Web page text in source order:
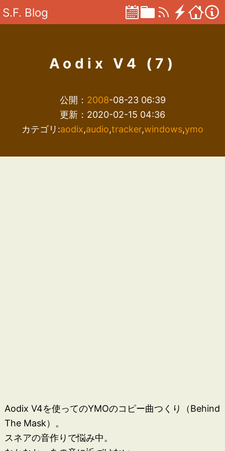
S.F. Blog
Aodix V4 (7)
公開： 2008-08-23 06:39
更新：2020-02-15 04:36
カテゴリ:aodix,audio,tracker,windows,ymo
Aodix V4を使ってのYMOのコピー曲つくり（Behind
The Mask）。
スネアの音作りで悩み中。